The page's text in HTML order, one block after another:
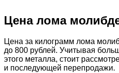
Цена лома
Цена за килограмм лома
до 800 рублей. Учитывая
этого металла, стоит
и последующей перепродажи.